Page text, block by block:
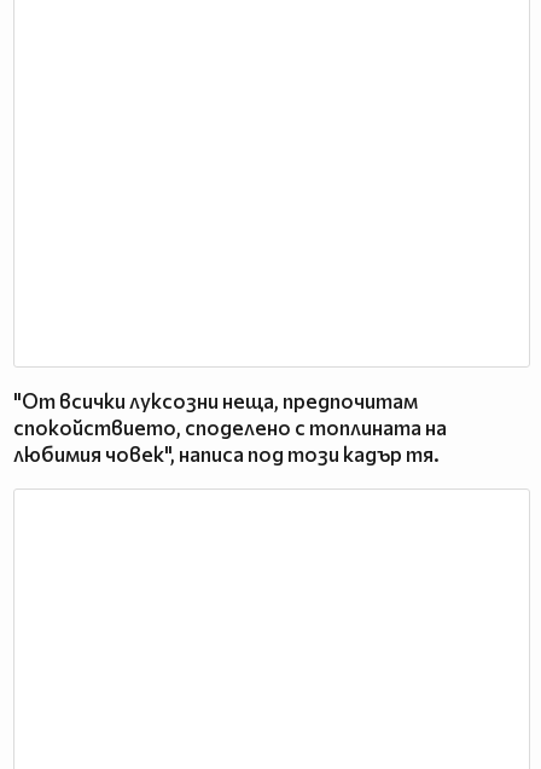
"От всички луксозни неща, предпочитам
спокойствието, споделено с топлината на
любимия човек", написа под този кадър тя.